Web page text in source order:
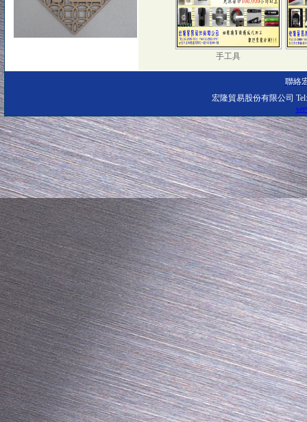
手工具
聯絡
宏隆貿易股份有限公司